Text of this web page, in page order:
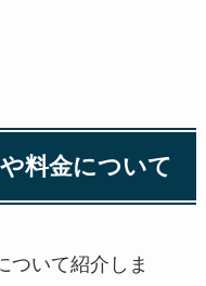
料金について
ついて紹介しま